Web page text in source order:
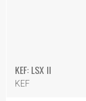
KEF: LSX II
KEF